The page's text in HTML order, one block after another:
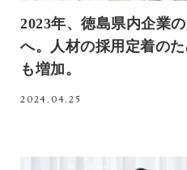
2023年、徳島県内企業
へ。人材の採用定着の
も増加。
2024.04.25